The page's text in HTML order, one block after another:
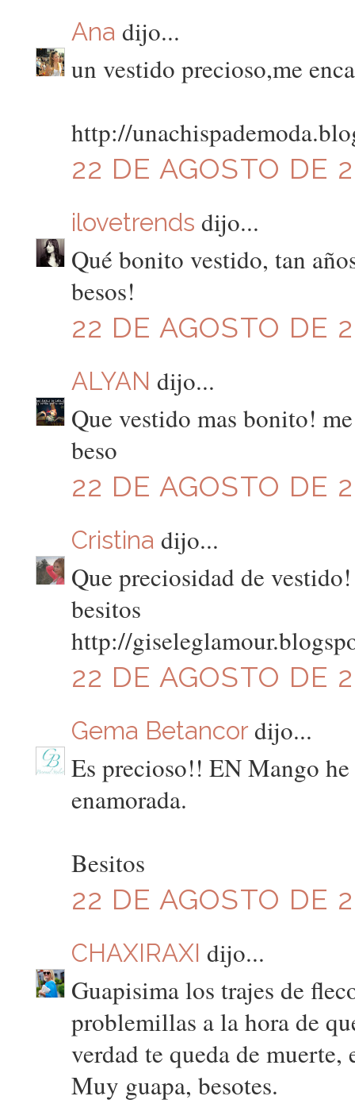
Ana dijo...
un vestido precioso,me
http://
22 DE AGOSTO DE
ilovetrends dijo...
Qué bonito vestido, tan
besos!
22 DE AGOSTO DE
ALYAN dijo...
Que vestido mas bonito!
beso
22 DE AGOSTO DE
Cristina dijo...
Que preciosidad de vestido!
besitos
http://
22 DE AGOSTO DE
Gema Betancor dijo...
Es precioso!! EN Mango
enamorada.
Besitos
22 DE AGOSTO DE
CHAXIRAXI dijo...
Guapisima los trajes de
problemillas a la hora de
verdad te queda de
Muy guapa, besotes.